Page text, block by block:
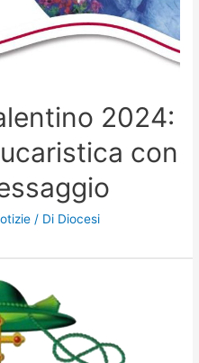
2024:
con
/ Di Diocesi